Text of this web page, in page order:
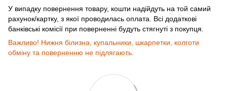
У випадку повернення товару, кошти надійдуть на той самий
рахунок/картку, з якої проводилась оплата. Всі додаткові
банківські комісії при поверненні будуть стягнуті з покупця.
Важливо! Нижня білизна, купальники, шкарпетки, колготи
обміну та поверненню не підлягають.